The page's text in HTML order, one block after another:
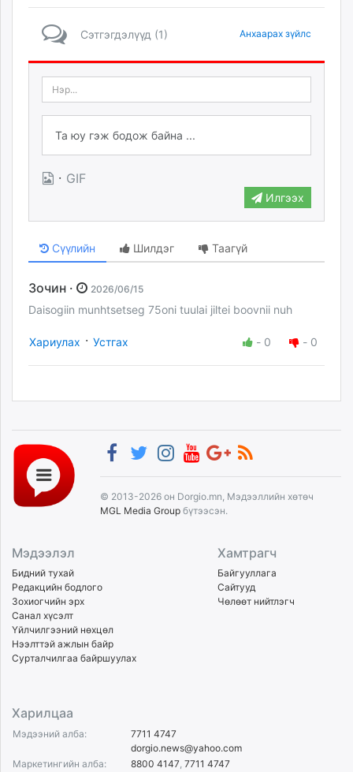
Сэтгэгдэлүүд (1) Анхаарах зүйлс
· GIF
Илгээх
Сүүлийн Шилдэг Таагүй
Зочин · 2026/06/15
Daisogiin munhtsetseg 75oni tuulai jiltei boovnii nuh
Хариулах · Устгах - 0 - 0
© 2013-2026 он Dorgio.mn, Мэдээллийн хөтөч
MGL Media Group бүтээсэн.
Мэдээлэл
Бидний тухай
Редакцийн бодлого
Зохиогчийн эрх
Санал хүсэлт
Үйлчилгээний нөхцөл
Нээлттэй ажлын байр
Сурталчилгаа байршуулах
Хамтрагч
Байгууллага
Сайтууд
Чөлөөт нийтлэгч
Харилцаа
Мэдээний алба:
7711 4747
dorgio.news@yahoo.com
Маркетингийн алба:
8800 4147 7711 4747